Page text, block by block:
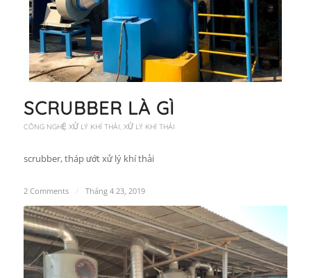
SCRUBBER LÀ GÌ
CÔNG NGHỆ XỬ LÝ KHÍ THẢI, XỬ LÝ KHÍ THẢI
scrubber, tháp ướt xử lý khí thải
2 Comments / Tháng 4 23, 2019